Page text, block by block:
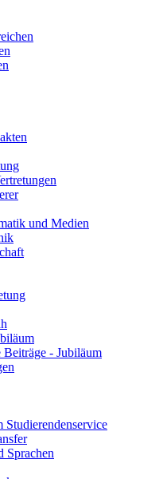
und Medien
- Jubiläum
Studierendenservice
Sprachen